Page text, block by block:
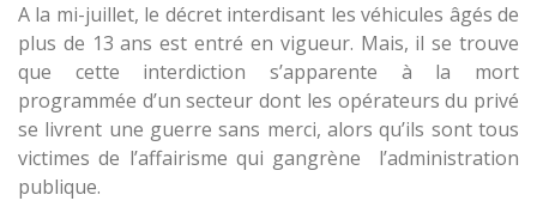
A la mi-juillet, le décret interdisant les véhicules âgés de
plus de 13 ans est entré en vigueur. Mais, il se trouve
que cette interdiction s’apparente à la mort
programmée d’un secteur dont les opérateurs du privé
se livrent une guerre sans merci, alors qu’ils sont tous
victimes de l’affairisme qui gangrène l’administration
publique.